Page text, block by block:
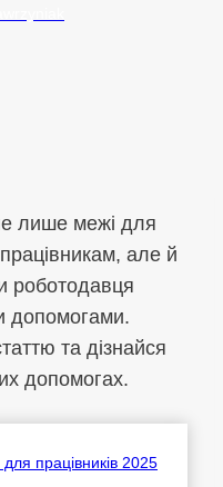
лише межі для
але й
роботодавця
допомогами.
та дізнайся
допомогах.
працівників 2025